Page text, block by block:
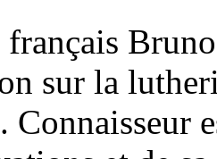
sur la
Connaisseur